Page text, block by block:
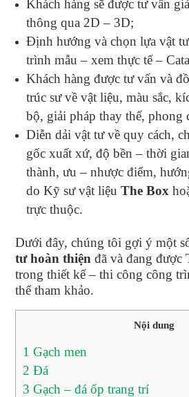
Khách hàng sẽ được tư vấn
thông qua 2D – 3D;
Định hướng và chọn lựa vật
trình mẫu – xem thực tế –
Khách hàng được tư vấn và
trúc sư về vật liệu, màu sắc,
bộ, giải pháp thay thế, phong
Diễn dải vật tư về quy cách,
gốc xuất xứ, độ bền – thời
thành, ưu – nhược điểm,
do Kỹ sư vật liệuThe Box
trực thuộc.
Dưới đây, chúng tôi gợi ý một
tư hoàn thiện đã và đang được
trong thiết kế – thi công công
thể tham khảo.
Nội dung
1 Gạch men
2 Đá
3 Gạch – đá ốp trang trí